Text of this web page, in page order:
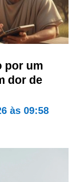
por um
dor de
às 09:58